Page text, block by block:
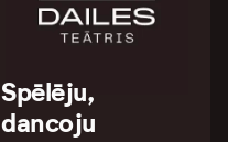
Spēlēju,
dancoju